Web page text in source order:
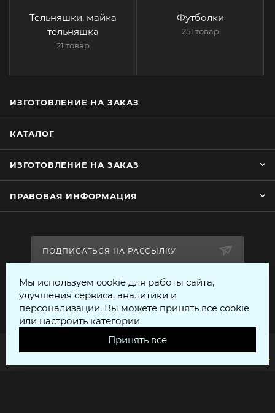
Тельняшки, майка
тельняшка
21 товар
Футболки
251 товар
ИЗГОТОВЛЕНИЕ НА ЗАКАЗ
КАТАЛОГ
ИЗГОТОВЛЕНИЕ НА ЗАКАЗ
ПРАВОВАЯ ИНФОРМАЦИЯ
ПОДПИСАТЬСЯ НА РАССЫЛКУ
+7 (812) 310 18 14
uy007@yandex.ru
г. Санкт-Петербург
Мы используем cookie для работы сайта,
улучшения сервиса, аналитики и
персонализации. Вы можете принять все cookie
или настроить категории.
Принять все
Каталог